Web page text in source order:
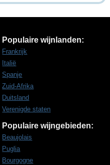
Populaire wijnlanden:
Frankrijk
Italië
Spanje
Zuid-Afrika
Duitsland
Verenigde staten
Populaire wijngebieden:
Beaujolais
Puglia
Bourgogne